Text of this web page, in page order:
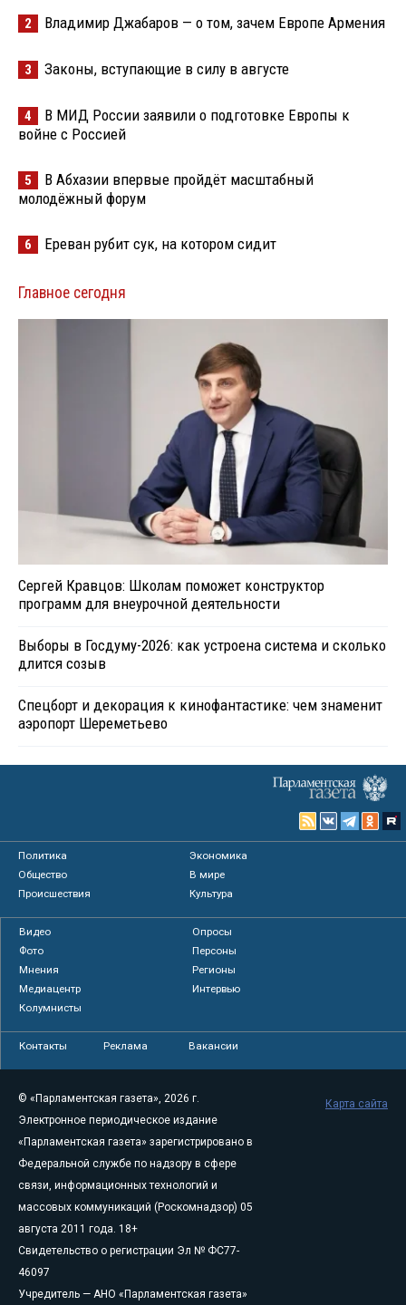
2 Владимир Джабаров — о том, зачем Европе Армения
3 Законы, вступающие в силу в августе
4
В МИД России заявили о подготовке Европы к
войне с Россией
5
В Абхазии впервые пройдёт масштабный
молодёжный форум
6 Ереван рубит сук, на котором сидит
Главное сегодня
Сергей Кравцов: Школам поможет конструктор
программ для внеурочной деятельности
Выборы в Госдуму-2026: как устроена система и сколько
длится созыв
Спецборт и декорация к кинофантастике: чем знаменит
аэропорт Шереметьево
Политика
Экономика
Общество
В мире
Происшествия
Культура
Видео
Опросы
Фото
Персоны
Мнения
Регионы
Медиацентр
Интервью
Колумнисты
Контакты Реклама Вакансии
© «Парламентская газета», 2026 г.
Электронное периодическое издание
«Парламентская газета» зарегистрировано в
Федеральной службе по надзору в сфере
связи, информационных технологий и
массовых коммуникаций (Роскомнадзор) 05
августа 2011 года. 18+
Свидетельство о регистрации Эл № ФС77-
46097
Учредитель — АНО «Парламентская газета»
Карта сайта